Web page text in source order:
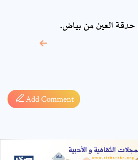
العين من بياض.
Add Comment